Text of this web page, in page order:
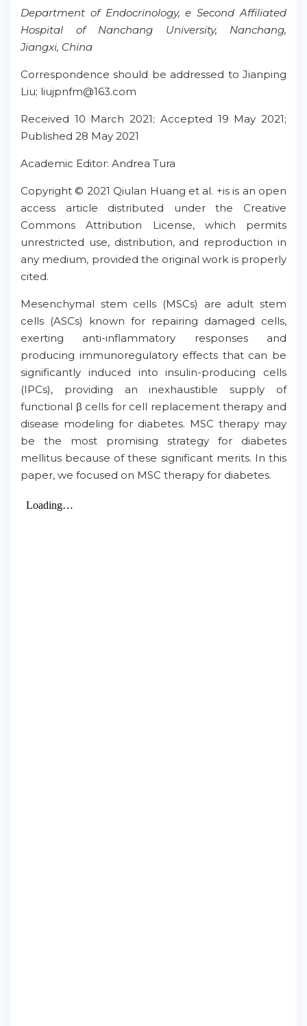
Department of Endocrinology, e Second Affiliated
Hospital of Nanchang University, Nanchang,
Jiangxi, China
Correspondence should be addressed to Jianping
Liu; liujpnfm@163.com
Received 10 March 2021; Accepted 19 May 2021;
Published 28 May 2021
Academic Editor: Andrea Tura
Copyright © 2021 Qiulan Huang et al. +is is an open
access article distributed under the Creative
Commons Attribution License, which permits
unrestricted use, distribution, and reproduction in
any medium, provided the original work is properly
cited.
Mesenchymal stem cells (MSCs) are adult stem
cells (ASCs) known for repairing damaged cells,
exerting anti-inflammatory responses and
producing immunoregulatory effects that can be
significantly induced into insulin-producing cells
(IPCs), providing an inexhaustible supply of
functional β cells for cell replacement therapy and
disease modeling for diabetes. MSC therapy may
be the most promising strategy for diabetes
mellitus because of these significant merits. In this
paper, we focused on MSC therapy for diabetes.